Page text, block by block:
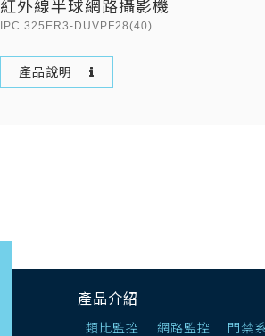
紅外線半球網路攝影機
IPC 325ER3-DUVPF28(40)
產品說明
產品介紹
類比監控 網路監控 門禁